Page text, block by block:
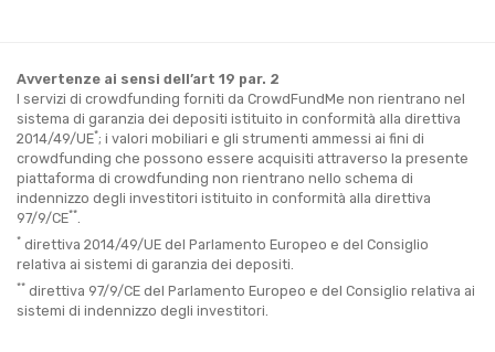
Avvertenze ai sensi dell’art 19 par. 2
I servizi di crowdfunding forniti da CrowdFundMe non rientrano nel
sistema di garanzia dei depositi istituito in conformità alla direttiva
2014/49/UE*; i valori mobiliari e gli strumenti ammessi ai fini di
crowdfunding che possono essere acquisiti attraverso la presente
piattaforma di crowdfunding non rientrano nello schema di
indennizzo degli investitori istituito in conformità alla direttiva
97/9/CE**
* direttiva 2014/49/UE del Parlamento Europeo e del Consiglio
relativa ai sistemi di garanzia dei depositi.
** direttiva 97/9/CE del Parlamento Europeo e del Consiglio relativa ai
sistemi di indennizzo degli investitori.